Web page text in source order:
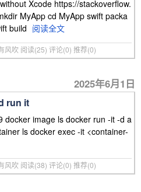
Xcode https://stackoverflow.
MyApp cd MyApp swift packa
build 阅读全文
风吹 阅读(25) 评论(0) 推荐(0)
2025年6月1日
run it
docker image ls docker run -it -d a
ls docker exec -it <container-
风吹 阅读(38) 评论(0) 推荐(0)